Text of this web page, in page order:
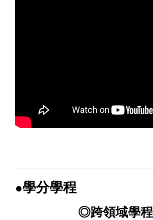
●學分學程
◎跨領域學程